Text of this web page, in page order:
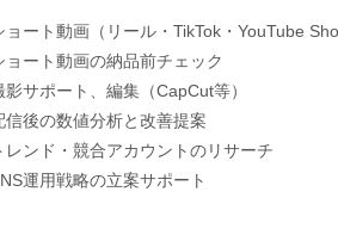
ョート動画（リール・TikTok・YouTube
ョート動画の納品前チェック
影サポート、編集（CapCut等）
信後の数値分析と改善提案
レンド・競合アカウントのリサーチ
運用戦略の立案サポート